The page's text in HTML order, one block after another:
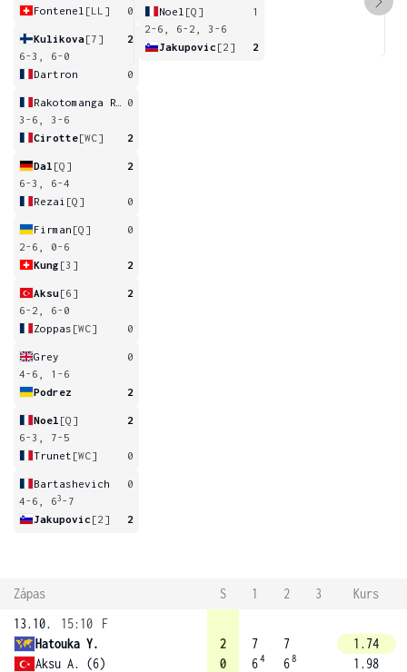
Fontenel [LL] 0
Kulikova[7]
2
6-3, 6-0
Dartron
0
0
3-6, 3-6
Cirotte[WC] 2
Dal [Q]
2
6-3, 6-4
Rezai [Q] 0
Firman [Q]
0
2-6, 0-6
Kung [3] 2
Aksu[6]
2
6-2, 6-0
Zoppas [WC] 0
Grey
0
4-6, 1-6
Podrez
2
Noel [Q]
2
6-3, 7-5
Trunet [WC] 0
Bartashevich
0
4-6, 63 -7
Jakupovic [2] 2
Noel [Q]
1
2-6, 6-2, 3-6
Jakupovic [2] 2
Zápas S 1 2 3
Kurs
13.10.
15:10
F
Hatouka Y.
Aksu A. (6)
2
0
7
64
7
68
1.74
1.98